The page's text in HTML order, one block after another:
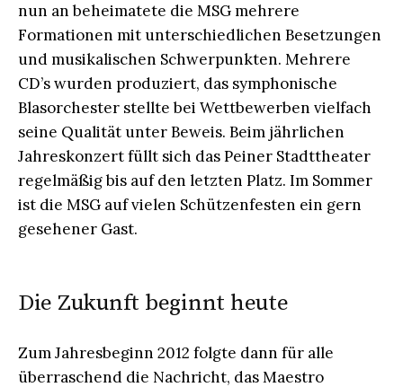
nun an beheimatete die MSG mehrere
Formationen mit unterschiedlichen Besetzungen
und musikalischen Schwerpunkten. Mehrere
CD’s wurden produziert, das symphonische
Blasorchester stellte bei Wettbewerben vielfach
seine Qualität unter Beweis. Beim jährlichen
Jahreskonzert füllt sich das Peiner Stadttheater
regelmäßig bis auf den letzten Platz. Im Sommer
ist die MSG auf vielen Schützenfesten ein gern
gesehener Gast.
Die Zukunft beginnt heute
Zum Jahresbeginn 2012 folgte dann für alle
überraschend die Nachricht, das Maestro